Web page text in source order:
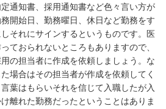
通知書、採用通知書など色々言い方が
開始日、勤務曜日、休日など勤務をす
それにサインするというものです。医
ておられないところもありますので、
の担当者に作成を依頼しましょう。な
場合はその担当者が作成を依頼してく
葉はもらいそれを信じて入職したが入
離れた勤務だったということはありま